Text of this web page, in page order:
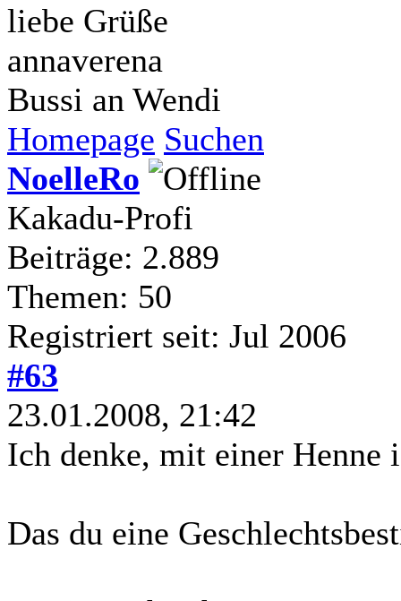
liebe Grüße
annaverena
Bussi an Wendi
Homepage Suchen
NoelleRo
Kakadu-Profi
Beiträge: 2.889
Themen: 50
Registriert seit: Jul 2006
#63
23.01.2008, 21:42
Ich denke, mit einer Henne
Das du eine